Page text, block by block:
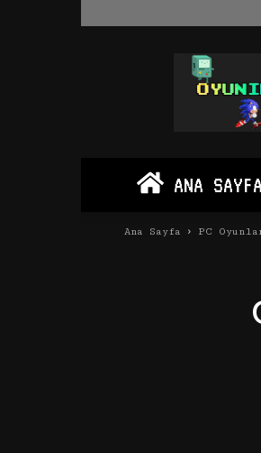
Oyun
İndir
PC
Android
ANA SAYFA
Ana Sayfa PC